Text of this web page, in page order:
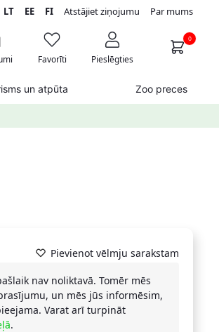
LT EE FIAtstājiet ziņojumu Par mums
Favorīti Pieslēgties
0
un atpūta Zoo preces
Pievienot vēlmju sarakstam
nav noliktavā. Tomēr mēs
un mēs jūs informēsim,
Varat arī turpināt
.